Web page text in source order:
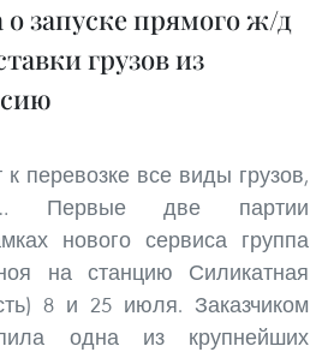
о запуске прямого ж/д
грузов из
перевозке все виды грузов,
Первые две партии
нового сервиса группа
на станцию Силикатная
8 и 25 июля. Заказчиком
одна из крупнейших